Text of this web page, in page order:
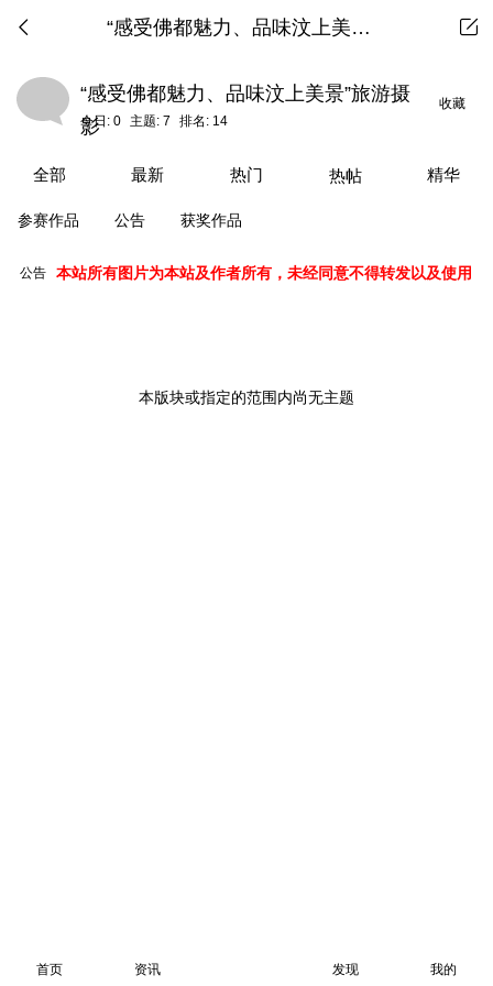
“感受佛都魅力、品味汶上美景”旅游摄影
收藏
“感受佛都魅力、品味汶上美景”旅游摄
影
今日: 0 主题: 7 排名: 14
全部 最新 热门 热帖 精华
参赛作品 公告 获奖作品
公告 本站所有图片为本站及作者所有，未经同意不得转发以及使用
本版块或指定的范围内尚无主题
首页 资讯 发现 我的